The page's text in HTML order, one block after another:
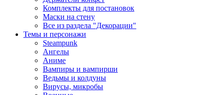
Комплекты для постановок
Маски на стену
Все из раздела "Декорации"
Темы и персонажи
Steampunk
Ангелы
Аниме
Вампиры и вампирши
Ведьмы и колдуны
Вирусы, микробы